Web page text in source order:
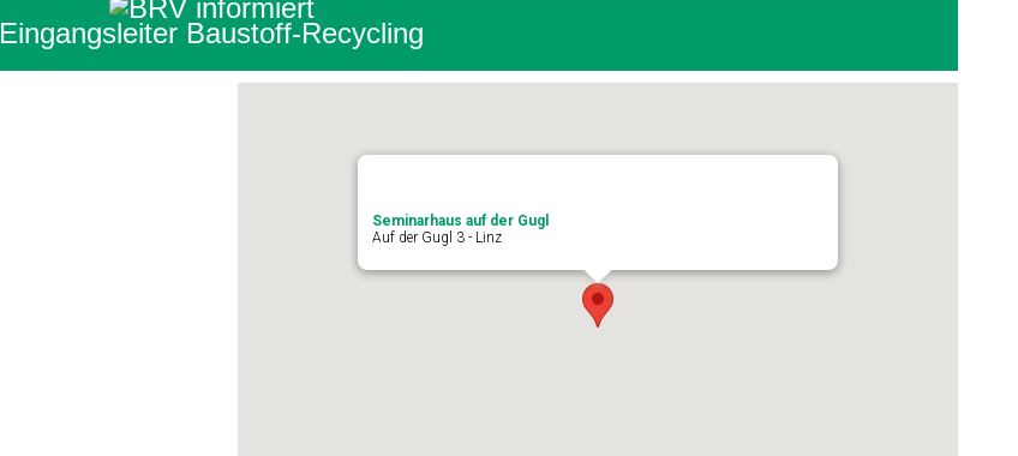
Eingangsleiter Baustoff-Recycling
Seminarhaus auf der Gugl
Auf der Gugl 3 - Linz